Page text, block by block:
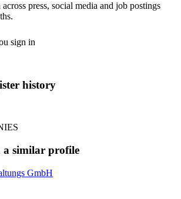
press, social media and job postings
sign in
history
a similar profile
GmbH